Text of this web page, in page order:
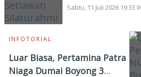
Lembaga Adat
Sabtu, 11 Juli 2026 19:33
INFOTORIAL
Luar Biasa, Pertamina Patra
Niaga Dumai Boyong 3